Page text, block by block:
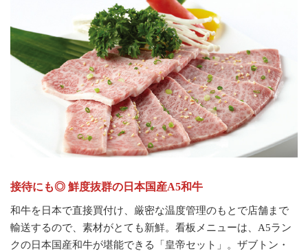
接待にも◎ 鮮度抜群の日本国産A5和牛
和牛を日本で直接買付け、厳密な温度管理のもとで店舗まで
輸送するので、素材がとても新鮮。看板メニューは、A5ラン
クの日本国産和牛が堪能できる「皇帝セット」。ザブトン・